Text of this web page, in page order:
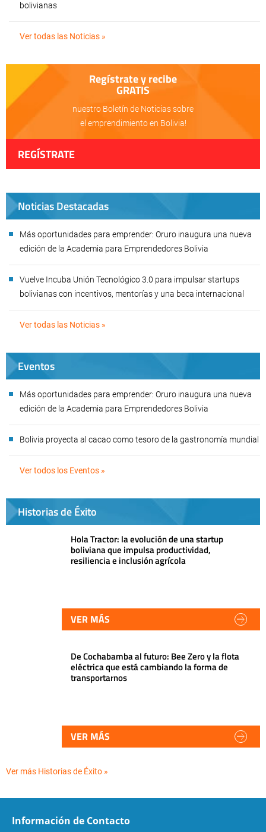
bolivianas
Ver todas las Noticias »
Regístrate y recibe
GRATIS
nuestro Boletín de Noticias sobre
el emprendimiento en Bolivia!
REGÍSTRATE
Noticias Destacadas
Más oportunidades para emprender: Oruro inaugura una nueva
edición de la Academia para Emprendedores Bolivia
Vuelve Incuba Unión Tecnológico 3.0 para impulsar startups
bolivianas con incentivos, mentorías y una beca internacional
Ver todas las Noticias »
Eventos
Más oportunidades para emprender: Oruro inaugura una nueva
edición de la Academia para Emprendedores Bolivia
Bolivia proyecta al cacao como tesoro de la gastronomía mundial
Ver todos los Eventos »
Historias de Éxito
Hola Tractor: la evolución de una startup
boliviana que impulsa productividad,
resiliencia e inclusión agrícola
VER MÁS
De Cochabamba al futuro: Bee Zero y la flota
eléctrica que está cambiando la forma de
transportarnos
VER MÁS
Ver más Historias de Éxito »
Información de Contacto